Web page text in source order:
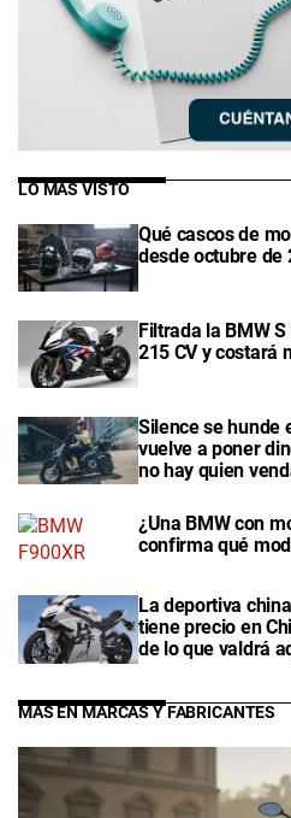
LO MÁS VISTO
Qué cascos de
desde octubre de
Filtrada la BMW
215 CV y costará
Silence se hunde
vuelve a poner
no hay quien
¿Una BMW con
confirma qué
La deportiva
tiene precio en
de lo que valdrá
MÁS EN MARCAS Y FABRICANTES